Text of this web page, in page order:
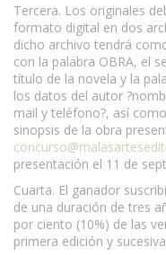
Tercera. Los originales
formato digital en dos
dicho archivo tendrá
con la palabra OBRA, el
título de la novela y la
los datos del autor
mail y teléfono?, así
sinopsis de la obra
presentación el 11 de
Cuarta. El ganador
de una duración de tres
por ciento (10%) de las
primera edición y